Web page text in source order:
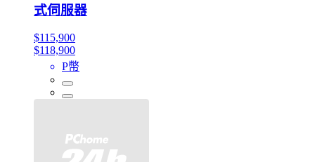
式伺服器
$115,900
$118,900
P幣